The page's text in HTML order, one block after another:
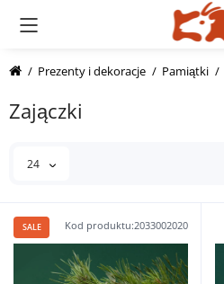
Prezenty i dekoracje Pamiątki
Zajączki
24
Kod produktu:2033002020
SALE